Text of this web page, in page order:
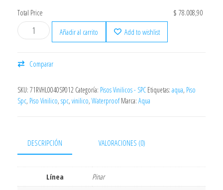
Total Price
$ 78.008,90
Añadir al carrito
Add to wishlist
Comparar
SKU: 71RVHL0040SP012 Categoría: Pisos Vinilicos - SPC Etiquetas: aqua, Piso
Spc, Piso Vinilico, spc, vinilico, Waterproof Marca: Aqua
DESCRIPCIÓN VALORACIONES (0)
Línea
Pinar